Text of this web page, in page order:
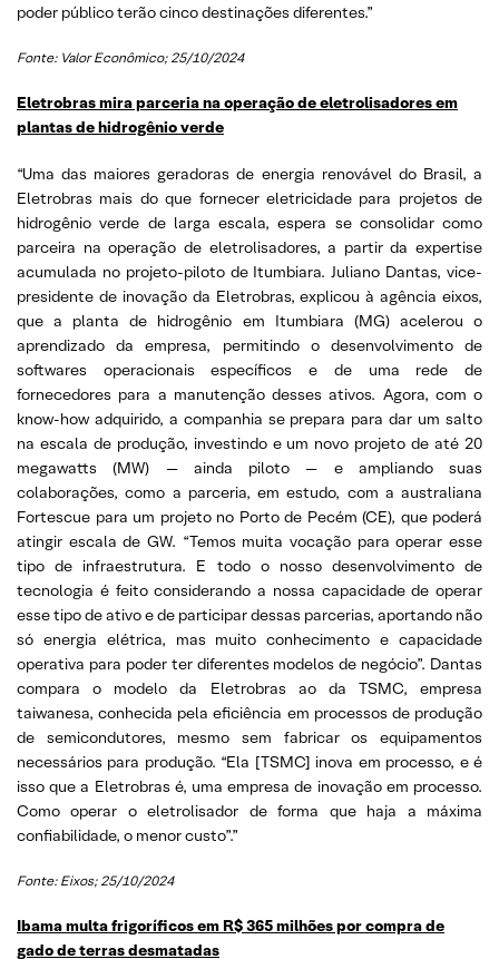
poder público terão cinco destinações diferentes.”
Fonte: Valor Econômico; 25/10/2024
Eletrobras mira parceria na operação de eletrolisadores em
plantas de hidrogênio verde
“Uma das maiores geradoras de energia renovável do Brasil, a
Eletrobras mais do que fornecer eletricidade para projetos de
hidrogênio verde de larga escala, espera se consolidar como
parceira na operação de eletrolisadores, a partir da expertise
acumulada no projeto-piloto de Itumbiara. Juliano Dantas, vice-
presidente de inovação da Eletrobras, explicou à agência eixos,
que a planta de hidrogênio em Itumbiara (MG) acelerou o
aprendizado da empresa, permitindo o desenvolvimento de
softwares operacionais específicos e de uma rede de
fornecedores para a manutenção desses ativos. Agora, com o
know-how adquirido, a companhia se prepara para dar um salto
na escala de produção, investindo e um novo projeto de até 20
megawatts (MW) — ainda piloto — e ampliando suas
colaborações, como a parceria, em estudo, com a australiana
Fortescue para um projeto no Porto de Pecém (CE), que poderá
atingir escala de GW. “Temos muita vocação para operar esse
tipo de infraestrutura. E todo o nosso desenvolvimento de
tecnologia é feito considerando a nossa capacidade de operar
esse tipo de ativo e de participar dessas parcerias, aportando não
só energia elétrica, mas muito conhecimento e capacidade
operativa para poder ter diferentes modelos de negócio”. Dantas
compara o modelo da Eletrobras ao da TSMC, empresa
taiwanesa, conhecida pela eficiência em processos de produção
de semicondutores, mesmo sem fabricar os equipamentos
necessários para produção. “Ela [TSMC] inova em processo, e é
isso que a Eletrobras é, uma empresa de inovação em processo.
Como operar o eletrolisador de forma que haja a máxima
confiabilidade, o menor custo”.”
Fonte: Eixos; 25/10/2024
Ibama multa frigoríficos em R$ 365 milhões por compra de
gado de terras desmatadas